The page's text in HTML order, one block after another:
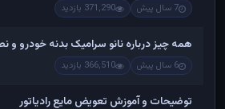
7 سال پیش 371,290 بازدید
همه چیز درباره نانو سرامیک بدنه خودرو و
6 سال پیش 366,510 بازدید
توضیحات و آموزش تعویض مایع رادیاتور